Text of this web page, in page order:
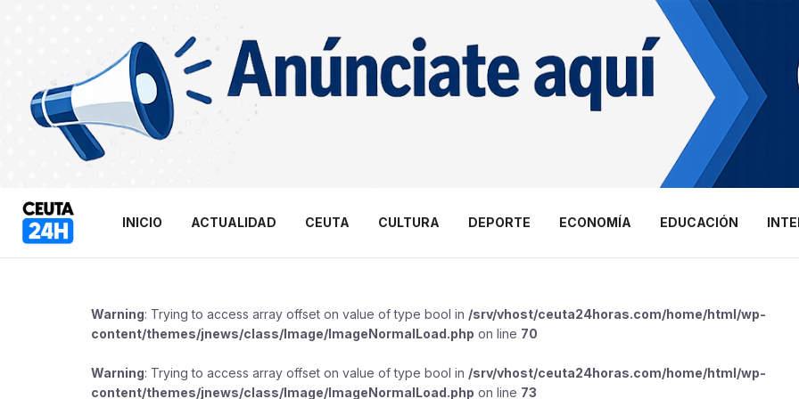
INICIO ACTUALIDAD CEUTA CULTURA DEPORTE ECONOMÍA EDUCACIÓN
Warning: Trying to access array offset on value of type bool in /srv/vhost/ceuta24horas.com/home/html/wp-
content/themes/jnews/class/Image/ImageNormalLoad.php on line 70
Warning: Trying to access array offset on value of type bool in /srv/vhost/ceuta24horas.com/home/html/wp-
content/themes/jnews/class/Image/ImageNormalLoad.php on line 73